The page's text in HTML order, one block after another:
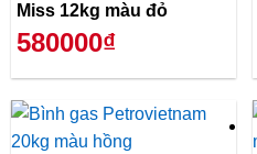
Miss 12kg màu đỏ
580000₫